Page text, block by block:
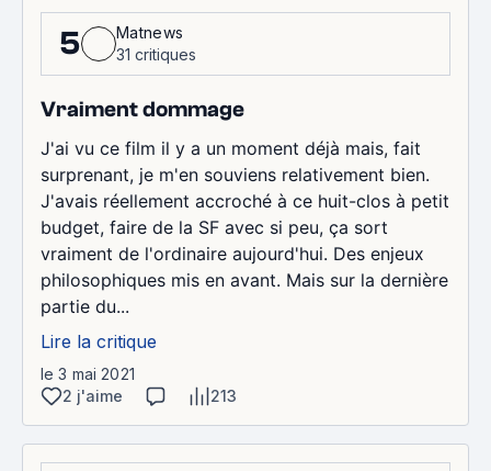
5
Matnews
31 critiques
Vraiment dommage
J'ai vu ce film il y a un moment déjà mais, fait
surprenant, je m'en souviens relativement bien.
J'avais réellement accroché à ce huit-clos à petit
budget, faire de la SF avec si peu, ça sort
vraiment de l'ordinaire aujourd'hui. Des enjeux
philosophiques mis en avant. Mais sur la dernière
partie du...
Lire la critique
le 3 mai 2021
2 j'aime
213